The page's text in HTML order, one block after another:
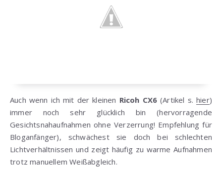
Auch wenn ich mit der kleinen Ricoh CX6 (Artikel s. hier)
immer noch sehr glücklich bin (hervorragende
Gesichtsnahaufnahmen ohne Verzerrung! Empfehlung für
Bloganfänger), schwächest sie doch bei schlechten
Lichtverhältnissen und zeigt häufig zu warme Aufnahmen
trotz manuellem Weißabgleich.